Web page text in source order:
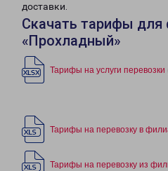
доставки.
Скачать тарифы для
«Прохладный»
Тарифы на услуги перевозки
Тарифы на перевозку в
Тарифы на перевозку из